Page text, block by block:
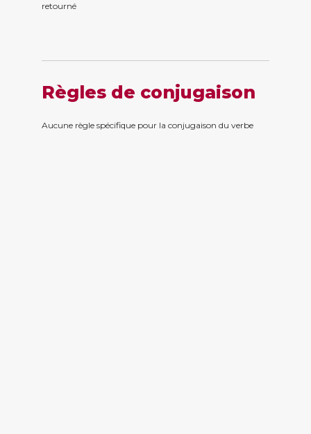
retourné
Règles de conjugaison
Aucune règle spécifique pour la conjugaison du verbe